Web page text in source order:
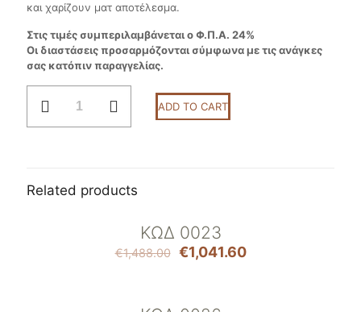
και χαρίζουν ματ αποτέλεσμα.
Στις τιμές συμπεριλαμβάνεται ο Φ.Π.Α. 24%
Οι διαστάσεις προσαρμόζονται σύμφωνα με τις ανάγκες
σας κατόπιν παραγγελίας.
ADD TO CART
Related products
ΚΩΔ 0023
€1,488.00 €1,041.60